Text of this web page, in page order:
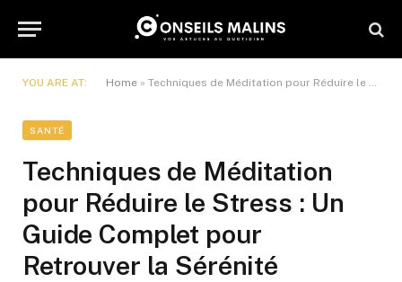
YOU ARE AT: Home » Techniques de Méditation pour Réduire le Stress : Un Guide Complet pour Retrouver la Sérénité
SANTÉ
Techniques de Méditation
pour Réduire le Stress : Un
Guide Complet pour
Retrouver la Sérénité